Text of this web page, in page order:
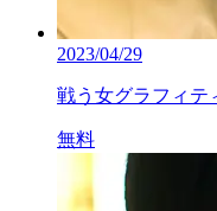
2023/04/29
戦う女グラフィテ
無料